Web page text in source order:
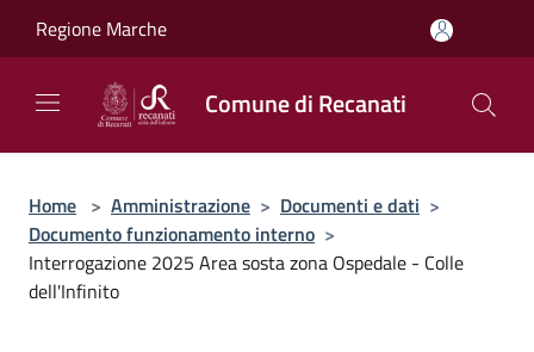
Regione Marche
Comune di Recanati
Home > Amministrazione > Documenti e dati >
Documento funzionamento interno >
Interrogazione 2025 Area sosta zona Ospedale - Colle
dell'Infinito